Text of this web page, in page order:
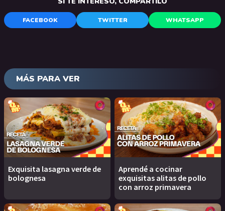
FACEBOOK TWITTER WHATSAPP
MÁS PARA VER
Exquisita lasagna verde de
bolognesa
Aprendé a cocinar
exquisitas alitas de pollo
con arroz primavera